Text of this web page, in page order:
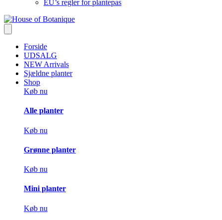
EU’s regler for plantepas
Forside
UDSALG
NEW Arrivals
Sjældne planter
Shop
Køb nu
Alle planter
Køb nu
Grønne planter
Køb nu
Mini planter
Køb nu